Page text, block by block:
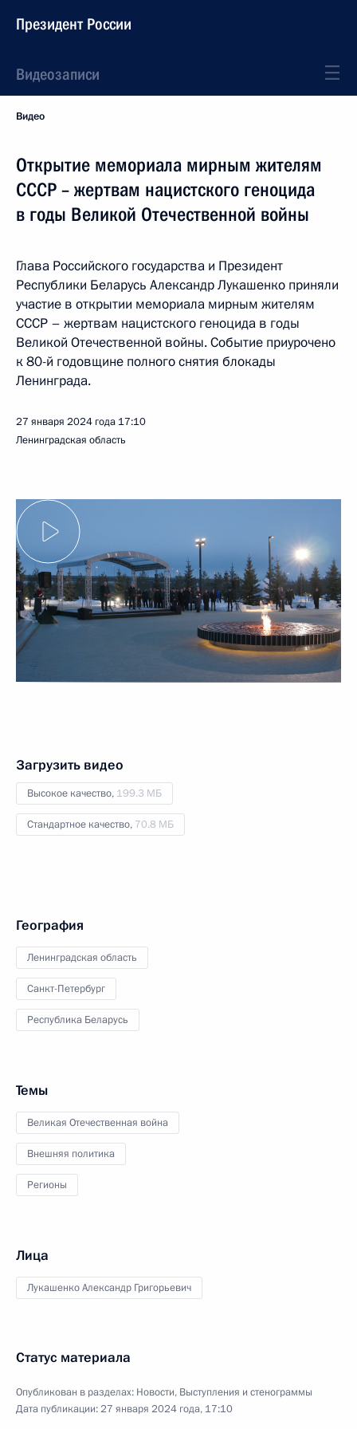
Президент России
Видеозаписи
Видео
Открытие мемориала мирным жителям
СССР – жертвам нацистского геноцида
в годы Великой Отечественной войны
Глава Российского государства и Президент
Республики Беларусь Александр Лукашенко приняли
участие в открытии мемориала мирным жителям
СССР – жертвам нацистского геноцида в годы
Великой Отечественной войны. Событие приурочено
к 80-й годовщине полного снятия блокады
Ленинграда.
27 января 2024 года 17:10
Ленинградская область
Загрузить видео
Высокое качество, 199.3 МБ
Стандартное качество, 70.8 МБ
География
Ленинградская область
Санкт-Петербург
Республика Беларусь
Темы
Великая Отечественная война
Внешняя политика
Регионы
Лица
Лукашенко Александр Григорьевич
Статус материала
Опубликован в разделах: Новости, Выступления и стенограммы
Дата публикации:27 января 2024 года, 17:10